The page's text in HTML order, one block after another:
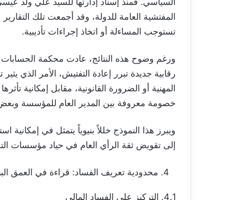
المفتشية العامة للدولة، وقد أجمعت تلك
تستوجب المساءلة أو اتخاذ إجراءات تأديبية.
ورغم وضوح هذه النتائج، عادت محكمة
رقابية جديدة تبرر إعادة التفتيش، الأمر الذي
المهنية أو الضرورة القانونية، مقابل إمكانية
خصومة معروفة بين المدير العام للمؤسسة وبعض
ويبرز هذا النموذج خللاً بنيوياً يتمثل في إمكانية
إلى تقويض ثقة الرأي العام في حياد مؤسسات
محدودية تعريف الفساد: قراءة في العمق
4.1. التركيز على الفساد المالي